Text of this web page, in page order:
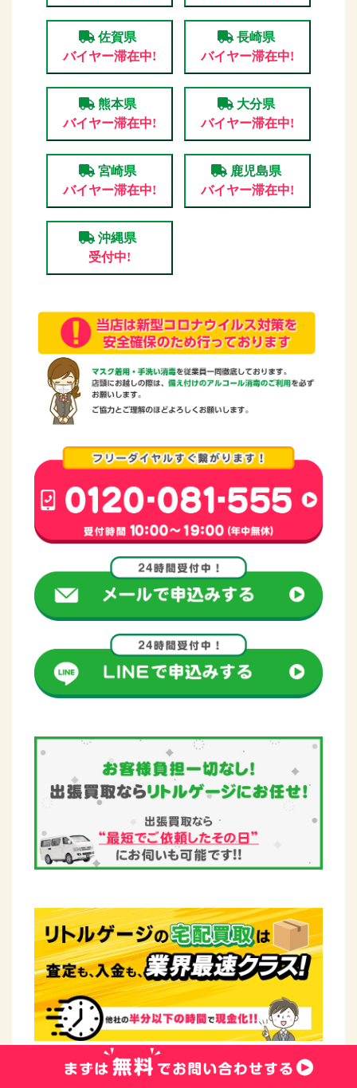
佐賀県
バイヤー滞在中!
長崎県
バイヤー滞在中!
熊本県
バイヤー滞在中!
大分県
バイヤー滞在中!
宮崎県
バイヤー滞在中!
鹿児島県
バイヤー滞在中!
沖縄県
受付中!